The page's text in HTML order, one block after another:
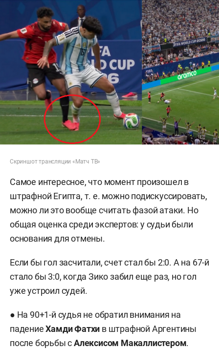
Скриншот трансляции «Матч ТВ»
Самое интересное, что момент произошел в
штрафной Египта, т. е. можно подискуссировать,
можно ли это вообще считать фазой атаки. Но
общая оценка среди экспертов: у судьи были
основания для отмены.
Если бы гол засчитали, счет стал бы 2:0. А на 67-й
стало бы 3:0, когда Зико забил еще раз, но гол
уже устроил судей.
● На 90+1-й судья не обратил внимания на
падениеХамди Фатхи в штрафной Аргентины
после борьбы сАлексисом Макаллистером.